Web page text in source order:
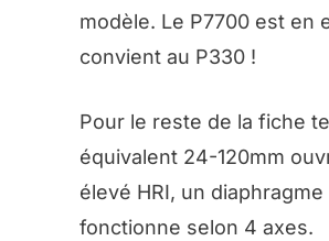
modèle. Le P7700 est en
convient au P330 !
Pour le reste de la fiche
équivalent 24-120mm
élevé HRI, un
fonctionne selon 4 axes.